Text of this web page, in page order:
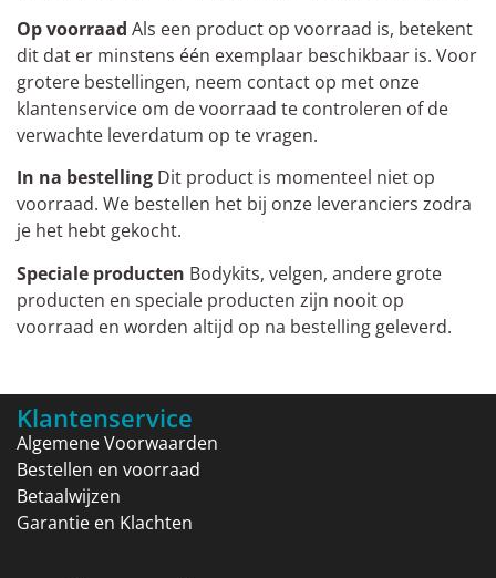
Op voorraad Als een product op voorraad is, betekent
dit dat er minstens één exemplaar beschikbaar is. Voor
grotere bestellingen, neem contact op met onze
klantenservice om de voorraad te controleren of de
verwachte leverdatum op te vragen.
In na bestelling Dit product is momenteel niet op
voorraad. We bestellen het bij onze leveranciers zodra
je het hebt gekocht.
Speciale producten Bodykits, velgen, andere grote
producten en speciale producten zijn nooit op
voorraad en worden altijd op na bestelling geleverd.
Klantenservice
Algemene Voorwaarden
Bestellen en voorraad
Betaalwijzen
Garantie en Klachten